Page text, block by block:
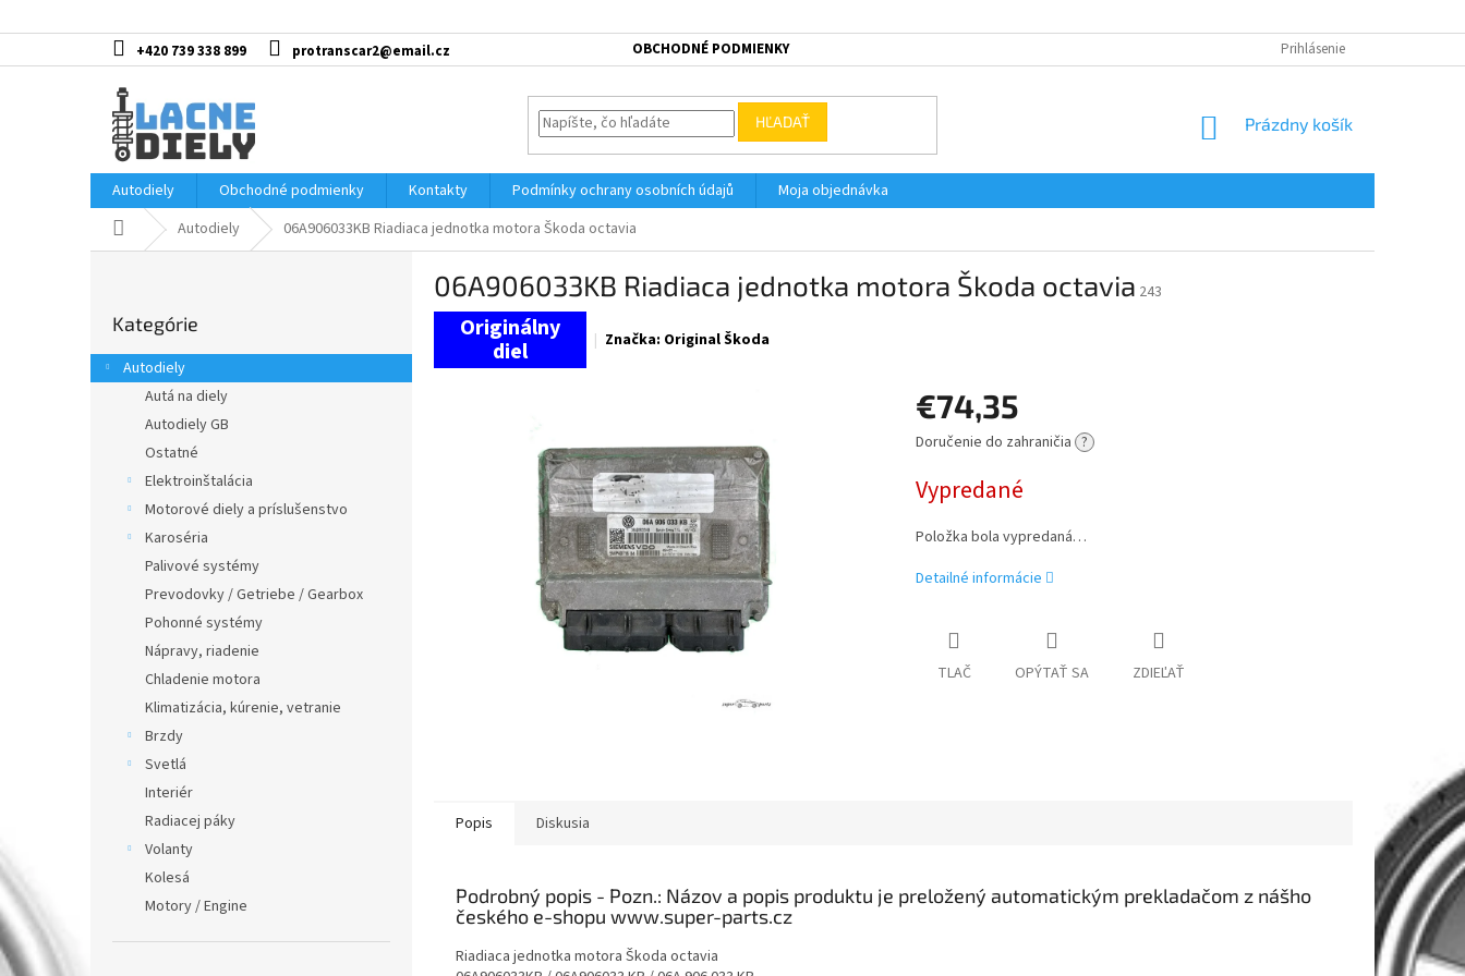
na
+420 739 338 899 protranscar2@email.cz OBCHODNÉ PODMIENKY Prihlásenie
HĽADAŤ
NÁKUPNÝ
Prázdny košík
Autodiely Obchodné podmienky Kontakty Podmínky ochrany osobních údajů
Moja objednávka
DomovAutodiely 06A906033KB Riadiaca jednotka motora Škoda octavia
ý
p
kategórie
Kategórie
Autodiely
Autá na diely
Autodiely GB
Ostatné
Elektroinštalácia
Motorové diely a príslušenstvo
Karoséria
Palivové systémy
Prevodovky / Getriebe / Gearbox
Pohonné systémy
Nápravy, riadenie
Chladenie motora
Klimatizácia, kúrenie, vetranie
Brzdy
Svetlá
Interiér
Radiacej páky
Volanty
Kolesá
Motory / Engine
06A906033KB Riadiaca jednotka motora Škoda octavia 243
Značka: Original Škoda
€74,35
Jednotková
Doručenie do zahraničia ?
Vypredané
Položka bola vypredaná…
Detailné informácie
TLAČ OPÝTAŤ SA ZDIEĽAŤ
Popis Diskusia
Podrobný popis
Riadiaca jednotka motora Škoda octavia